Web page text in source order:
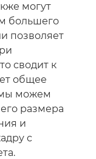
могут
большего
позволяет
сводит к
общее
мы можем
размера
и
с